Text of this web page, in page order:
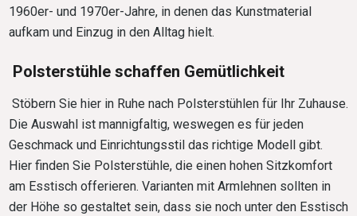
1960er- und 1970er-Jahre, in denen das Kunstmaterial
aufkam und Einzug in den Alltag hielt.
Polsterstühle schaffen Gemütlichkeit
Stöbern Sie hier in Ruhe nach Polsterstühlen für Ihr Zuhause.
Die Auswahl ist mannigfaltig, weswegen es für jeden
Geschmack und Einrichtungsstil das richtige Modell gibt.
Hier finden Sie Polsterstühle, die einen hohen Sitzkomfort
am Esstisch offerieren. Varianten mit Armlehnen sollten in
der Höhe so gestaltet sein, dass sie noch unter den Esstisch